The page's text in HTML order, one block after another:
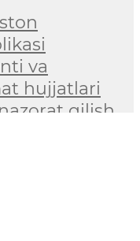
va
hujjatlari
qilish